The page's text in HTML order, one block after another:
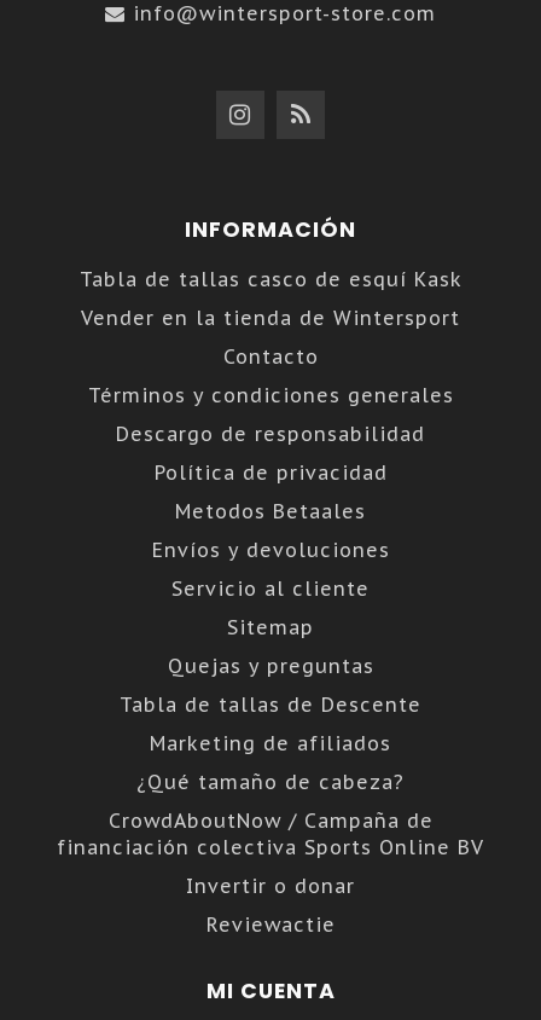
info@wintersport-store.com
INFORMACIÓN
Tabla de tallas casco de esquí Kask
Vender en la tienda de Wintersport
Contacto
Términos y condiciones generales
Descargo de responsabilidad
Política de privacidad
Metodos Betaales
Envíos y devoluciones
Servicio al cliente
Sitemap
Quejas y preguntas
Tabla de tallas de Descente
Marketing de afiliados
¿Qué tamaño de cabeza?
CrowdAboutNow / Campaña de
financiación colectiva Sports Online BV
Invertir o donar
Reviewactie
MI CUENTA